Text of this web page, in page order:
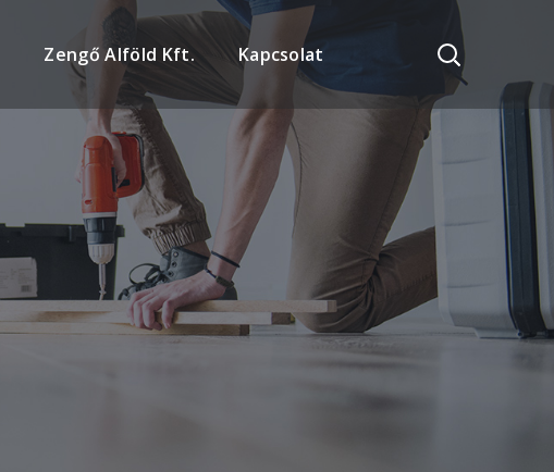
Zengő Alföld Kft. Kapcsolat